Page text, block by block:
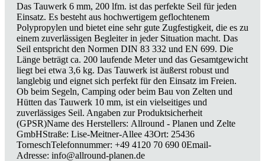
Das Tauwerk 6 mm, 200 lfm. ist das perfekte Seil für jeden
Einsatz. Es besteht aus hochwertigem geflochtenem
Polypropylen und bietet eine sehr gute Zugfestigkeit, die es zu
einem zuverlässigen Begleiter in jeder Situation macht. Das
Seil entspricht den Normen DIN 83 332 und EN 699. Die
Länge beträgt ca. 200 laufende Meter und das Gesamtgewicht
liegt bei etwa 3,6 kg. Das Tauwerk ist äußerst robust und
langlebig und eignet sich perfekt für den Einsatz im Freien.
Ob beim Segeln, Camping oder beim Bau von Zelten und
Hütten das Tauwerk 10 mm, ist ein vielseitiges und
zuverlässiges Seil. Angaben zur Produktsicherheit
(GPSR)Name des Herstellers: Allround - Planen und Zelte
GmbHStraße: Lise-Meitner-Allee 43Ort: 25436
TorneschTelefonnummer: +49 4120 70 690 0Email-
Adresse: info@allround-planen.de